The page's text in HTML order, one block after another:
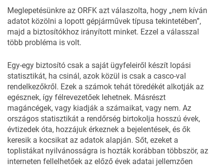
Meglepetésünkre az ORFK azt válaszolta, hogy „nem kíván
adatot közölni a lopott gépjárművek típusa tekintetében”,
majd a biztosítókhoz irányított minket. Ezzel a válasszal
több probléma is volt.
Egy-egy biztosító csak a saját ügyfeleiről készít lopási
statisztikát, ha csinál, azok közül is csak a casco-val
rendelkezőkről. Ezek a számok tehát töredékét alkotják az
egésznek, így félrevezetőek lehetnek. Másrészt
magáncégek, vagy kiadják a számaikat, vagy nem. Az
országos statisztikát a rendőrség birtokolja hosszú évek,
évtizedek óta, hozzájuk érkeznek a bejelentések, és ők
keresik a kocsikat az adatok alapján. Sőt, ezeket a
toplistákat nyilvánosságra is hozták korábban többször, az
interneten fellelhetőek az előző évek adatai jellemzően